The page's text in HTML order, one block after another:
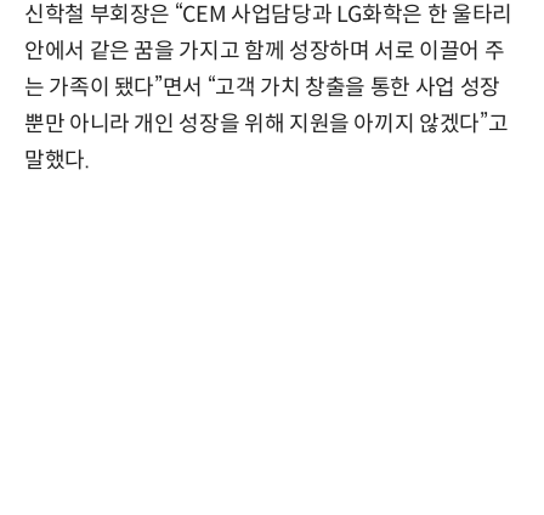
신학철 부회장은 “CEM 사업담당과 LG화학은 한 울타리
안에서 같은 꿈을 가지고 함께 성장하며 서로 이끌어 주
는 가족이 됐다”면서 “고객 가치 창출을 통한 사업 성장
뿐만 아니라 개인 성장을 위해 지원을 아끼지 않겠다”고
말했다.